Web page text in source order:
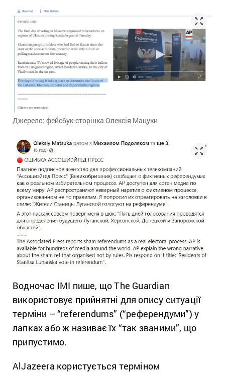
Джерело: фейсбук-сторінка Олексія Мацуки
Водночас ІМІ пише, що The Guardian
використовує прийнятні для опису ситуації
терміни – “referendums” (“референдуми”) у
лапках або ж називає їх “так званими”, що
припустимо.
AlJazeera користується терміном